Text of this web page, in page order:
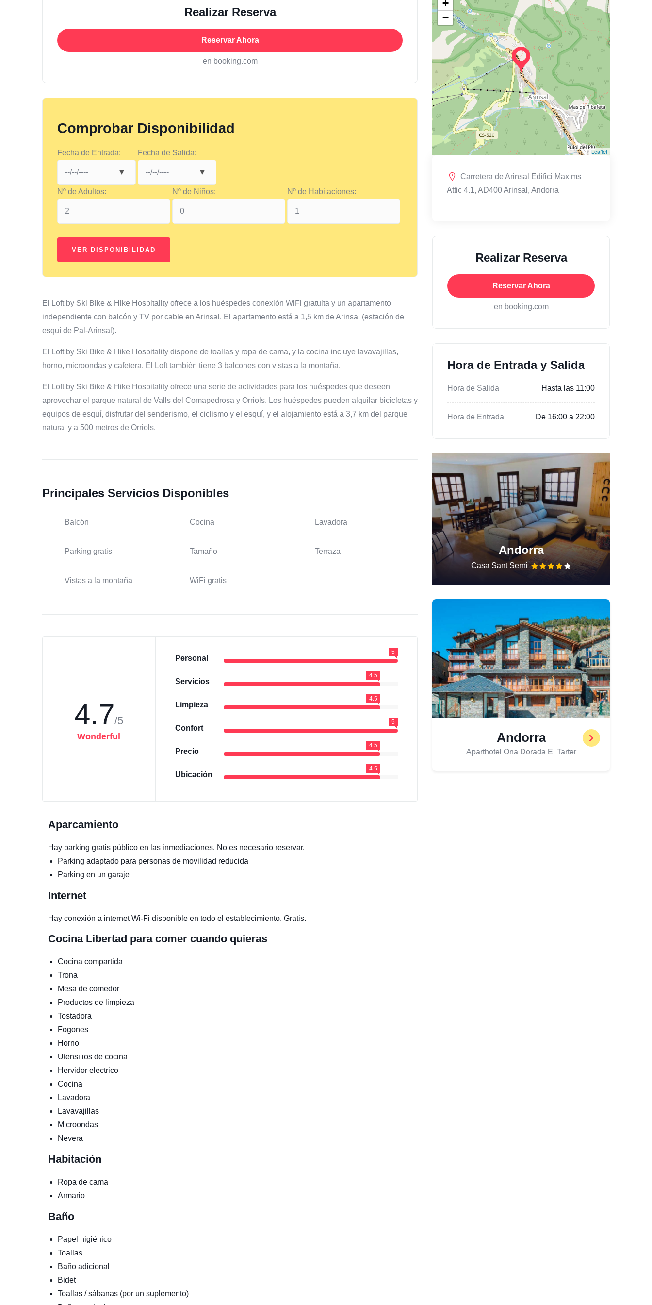
Realizar Reserva
Reservar Ahora
en booking.com
Comprobar Disponibilidad
Fecha de Entrada: Fecha de Salida:
Nº de Adultos: Nº de Niños: Nº de Habitaciones:
El Loft by Ski Bike & Hike Hospitality ofrece a los huéspedes conexión WiFi gratuita y un apartamento
independiente con balcón y TV por cable en Arinsal. El apartamento está a 1,5 km de Arinsal (estación de
esquí de Pal-Arinsal).
El Loft by Ski Bike & Hike Hospitality dispone de toallas y ropa de cama, y la cocina incluye lavavajillas,
horno, microondas y cafetera. El Loft también tiene 3 balcones con vistas a la montaña.
El Loft by Ski Bike & Hike Hospitality ofrece una serie de actividades para los huéspedes que deseen
aprovechar el parque natural de Valls del Comapedrosa y Orriols. Los huéspedes pueden alquilar bicicletas y
equipos de esquí, disfrutar del senderismo, el ciclismo y el esquí, y el alojamiento está a 3,7 km del parque
natural y a 500 metros de Orriols.
Principales Servicios Disponibles
Balcón Cocina Lavadora
Parking gratis Tamaño Terraza
Vistas a la montaña WiFi gratis
4.7/5
Wonderful
Personal
5
Servicios
4.5
Limpieza
4.5
Confort
5
Precio
4.5
Ubicación
4.5
Aparcamiento
Hay parking gratis público en las inmediaciones. No es necesario reservar.
Parking adaptado para personas de movilidad reducida
Parking en un garaje
Internet
Hay conexión a internet Wi-Fi disponible en todo el establecimiento. Gratis.
Cocina Libertad para comer cuando quieras
Cocina compartida
Trona
Mesa de comedor
Productos de limpieza
Tostadora
Fogones
Horno
Utensilios de cocina
Hervidor eléctrico
Cocina
Lavadora
Lavavajillas
Microondas
Nevera
Habitación
Ropa de cama
Armario
Baño
Papel higiénico
Toallas
Baño adicional
Bidet
Toallas / sábanas (por un suplemento)
+
−
Leaflet
Carretera de Arinsal Edifici Maxims
Attic 4.1, AD400 Arinsal, Andorra
Realizar Reserva
Reservar Ahora
en booking.com
Hora de Entrada y Salida
Hora de Salida Hasta las 11:00
Hora de Entrada De 16:00 a 22:00
Andorra
Casa Sant Serni
Andorra
Aparthotel Ona Dorada El Tarter